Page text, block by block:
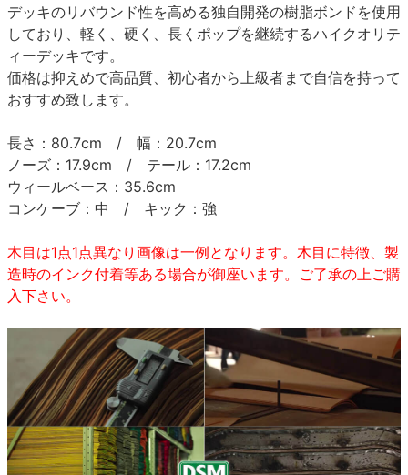
デッキのリバウンド性を高める独自開発の樹脂ボンドを使用
しており、軽く、硬く、長くポップを継続するハイクオリテ
ィーデッキです。
価格は抑えめで高品質、初心者から上級者まで自信を持って
おすすめ致します。
長さ：80.7cm / 幅：20.7cm
ノーズ：17.9cm / テール：17.2cm
ウィールベース：35.6cm
コンケーブ：中 / キック：強
木目は1点1点異なり画像は一例となります。木目に特徴、製
造時のインク付着等ある場合が御座います。ご了承の上ご購
入下さい。